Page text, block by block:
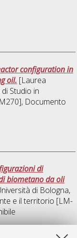
configuration in
oil. [Laurea
Studio in
, Documento
di
biometano da oli
di Bologna,
e il territorio [LM-